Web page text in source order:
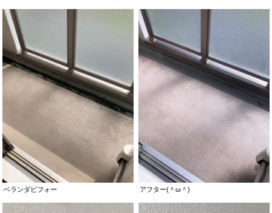
ベランダビフォー アフター(＾ω＾)